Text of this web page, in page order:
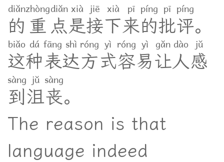
的
diǎn
重
zhòng
点
diǎn
是
xià
接
jiē
下
xià
来
pī
的
píng
批
pī
评
píng
。
这
biǎo
种
dá
表
fāng
达
shì
方
róng
式
yì
容
róng
易
yì
让
gǎn
人
dào
感
jǔ
到
sàng
沮
jǔ
丧
sàng
。
The reason is that
language indeed